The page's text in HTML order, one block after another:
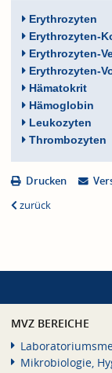
Erythrozyten
Erythrozyten-
Erythrozyten-
Erythrozyten-
Hämatokrit
Hämoglobin
Leukozyten
Thrombozyten
Drucken
zurück
MVZ BEREICHE
Mikrobiologie,